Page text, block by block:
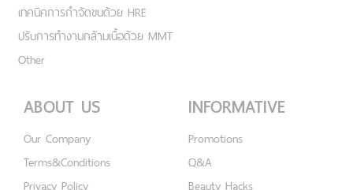
เทคนิคการกำจัดขนด้วย HRE
ปรับการทำงานกล้ามเนื้อด้วย MMT
Other
ABOUT US
Our Company
Terms&Conditions
Privacy Policy
INFORMATIVE
Promotions
Q&A
Beauty Hacks